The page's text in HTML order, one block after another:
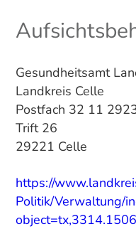
Gesundheitsamt
Landkreis Celle
Postfach 32 11
Trift 26
29221 Celle
https://
Politik/Verwaltung/